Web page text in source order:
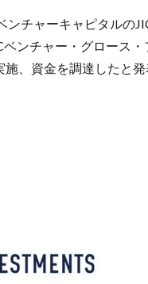
ンチャーキャピタルの
ンチャー・グロース・
、資金を調達したと発